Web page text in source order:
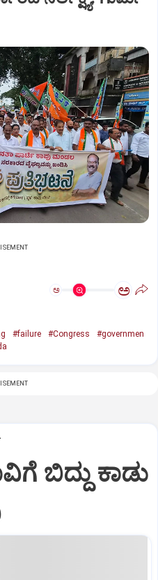
ಅ ಅ
#failure #Congress
#governmen
ಬಿದ್ದು ಕಾಡು